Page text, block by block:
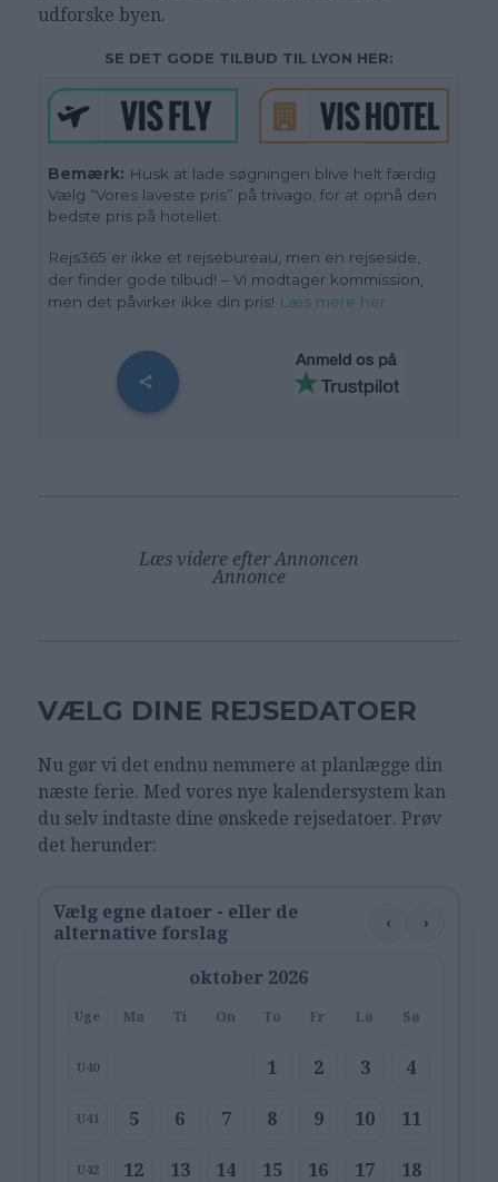
udforske byen.
SE DET GODE TILBUD TIL LYON HER:
Bemærk: Husk at lade søgningen blive helt færdig.
Vælg “Vores laveste pris” på trivago, for at opnå den
bedste pris på hotellet.
Rejs365 er ikke et rejsebureau, men en rejseside,
der finder gode tilbud! – Vi modtager kommission,
men det påvirker ikke din pris! Læs mere her
Læs videre efter Annoncen
Annonce
VÆLG DINE REJSEDATOER
Nu gør vi det endnu nemmere at planlægge din
næste ferie. Med vores nye kalendersystem kan
du selv indtaste dine ønskede rejsedatoer. Prøv
det herunder:
Vælg egne datoer - eller de
alternative forslag
‹ ›
oktober 2026
Uge Ma Ti On To Fr Lø Sø
U40 1 2 3 4
U41 5 6 7 8 9 10 11
U42 12 13 14 15 16 17 18